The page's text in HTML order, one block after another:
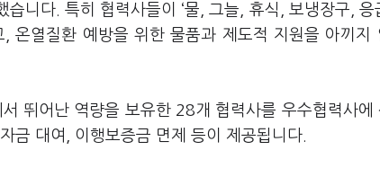
니다. 특히 협력사들이 ‘물, 그늘, 휴식, 보냉장구, 응
온열질환 예방을 위한 물품과 제도적 지원을 아끼지
뛰어난 역량을 보유한 28개 협력사를 우수협력사에
금 대여, 이행보증금 면제 등이 제공됩니다.